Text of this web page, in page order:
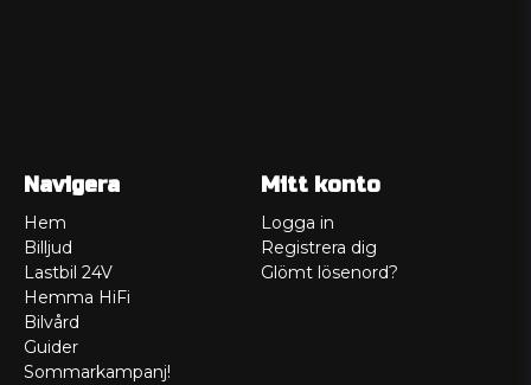
Navigera
Hem
Billjud
Lastbil 24V
Hemma HiFi
Bilvård
Guider
Sommarkampanj!
Mitt konto
Logga in
Registrera dig
Glömt lösenord?